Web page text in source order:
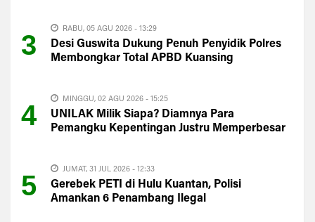
3
RABU, 05 AGU 2026 - 13:29
Desi Guswita Dukung Penuh Penyidik Polres
Membongkar Total APBD Kuansing
4
MINGGU, 02 AGU 2026 - 15:25
UNILAK Milik Siapa? Diamnya Para
Pemangku Kepentingan Justru Memperbesar
5
JUMAT, 31 JUL 2026 - 12:33
Gerebek PETI di Hulu Kuantan, Polisi
Amankan 6 Penambang Ilegal